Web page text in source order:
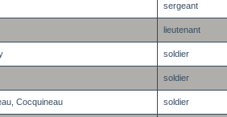
sergeant
lieutenant
soldier
soldier
Cocquineau soldier